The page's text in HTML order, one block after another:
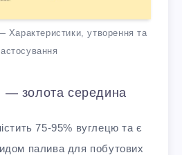
Характеристики, утворення та
— золота середина
75-95% вуглецю та є
палива для побутових